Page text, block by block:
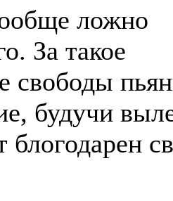
ложно
За такое
свободы
будучи
блогодарен